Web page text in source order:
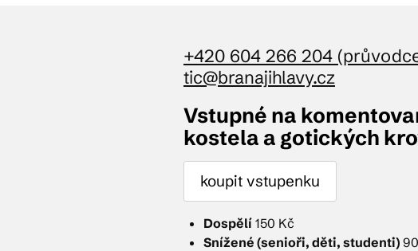
info
+420 604 266 204
tic@branajihlavy.cz
Vstupné na
kostela a gotických
koupit vstupenku
Dospělí 150 Kč
Snížené (senioři, děti, studenti)